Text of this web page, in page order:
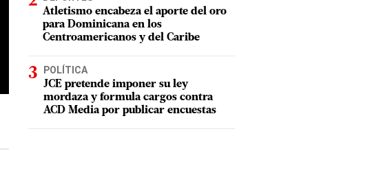
Atletismo encabeza el aporte del oro
para Dominicana en los
Centroamericanos y del Caribe
POLÍTICA
JCE pretende imponer su ley
mordaza y formula cargos contra
ACD Media por publicar encuestas